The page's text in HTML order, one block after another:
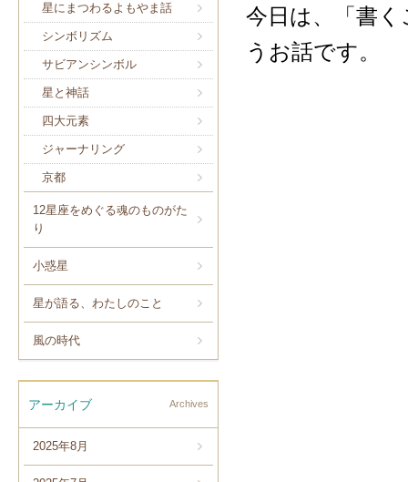
星にまつわるよもやま話
シンボリズム
サビアンシンボル
星と神話
四大元素
ジャーナリング
京都
12星座をめぐる魂のものがた
り
小惑星
星が語る、わたしのこと
風の時代
アーカイブ Archives
2025年8月
今日は、「書
うお話です。